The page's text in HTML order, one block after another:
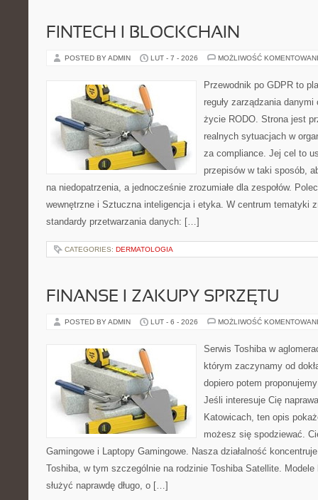
FINTECH I BLOCKCHAIN
POSTED BY ADMIN LUT - 7 - 2026 MOŻLIWOŚĆ
Przewodnik po GDPR to
reguły zarządzania
życie RODO. Strona jest
realnych sytuacjach w
za compliance. Jej cel to
przepisów w taki sposób,
na niedopatrzenia, a jednocześnie zrozumiałe dla zespołów.
wewnętrzne i Sztuczna inteligencja i etyka. W centrum tematyki
standardy przetwarzania danych: […]
CATEGORIES: DERMATOLOGIA
FINANSE I ZAKUPY SPRZĘTU
POSTED BY ADMIN LUT - 6 - 2026 MOŻLIWOŚĆ
Serwis Toshiba w
którym zaczynamy od
dopiero potem
Jeśli interesuje Cię
Katowicach, ten opis
możesz się spodziewać.
Gamingowe i Laptopy Gamingowe. Nasza działalność
Toshiba, w tym szczególnie na rodzinie Toshiba Satellite.
służyć naprawdę długo, o […]